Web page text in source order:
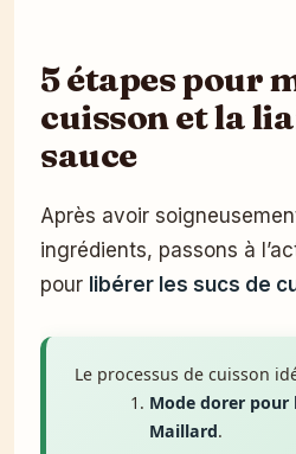
5 étapes pour
cuisson et la
sauce
Après avoir
ingrédients, passons à
pour libérer les sucs de
Le processus de cuisson
Mode dorer pour
Maillard.